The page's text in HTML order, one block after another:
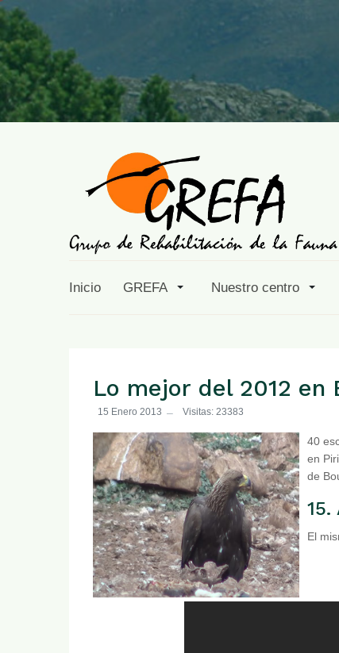
Inicio GREFA Nuestro centro
Lo mejor del 2012 en
15 Enero 2013 Visitas: 23383
40
en
de
15.
El